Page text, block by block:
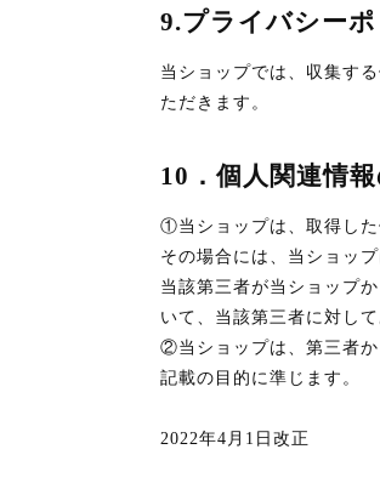
9.プライバシー
当ショップでは、収集す
ただきます。
10．個人関連情
①当ショップは、取得した
その場合には、当ショッ
当該第三者が当ショップ
いて、当該第三者に対し
②当ショップは、第三者か
記載の目的に準じます。
2022年4月1日改正